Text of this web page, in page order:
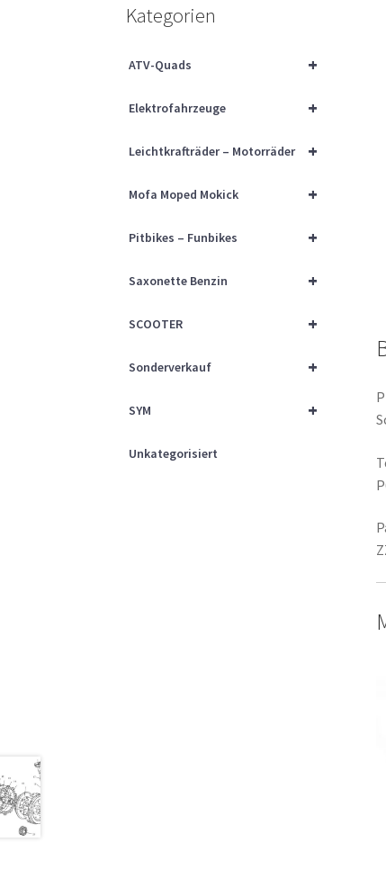
Kategorien
+
ATV-Quads
+
Elektrofahrzeuge
+
Leichtkrafträder – Motorräder
+
Mofa Moped Mokick
+
Pitbikes – Funbikes
+
Saxonette Benzin
+
SCOOTER
+
Sonderverkauf
+
SYM
Unkategorisiert